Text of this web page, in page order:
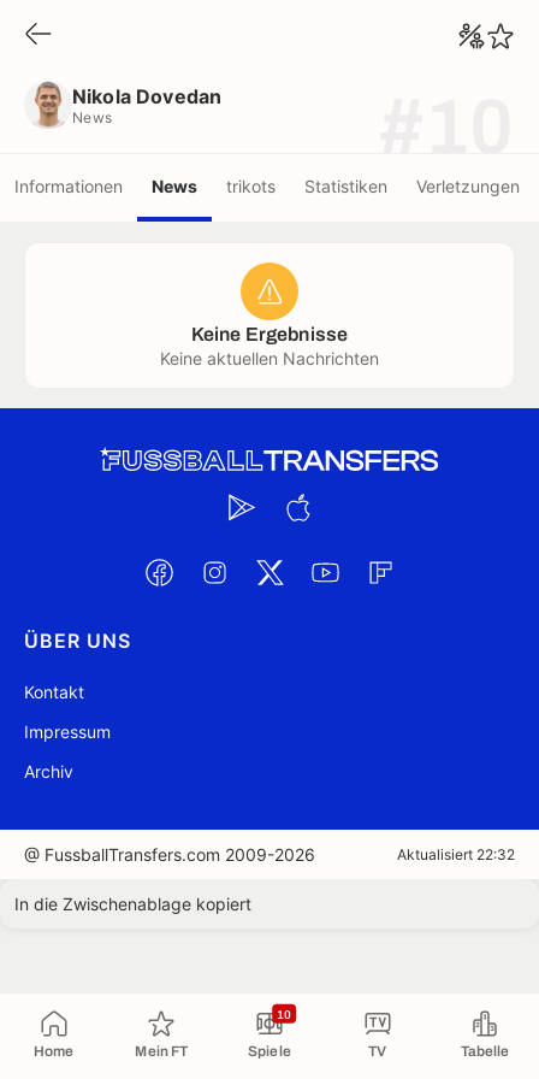
Home Mein FT Spiele
10
TV Tabelle
Nikola Dovedan
News
Informationen News trikots Statistiken Verletzungen
Keine Ergebnisse
Keine aktuellen Nachrichten
ÜBER UNS
Kontakt
Impressum
Archiv
@ FussballTransfers.com 2009-2026 Aktualisiert 22:32
In die Zwischenablage kopiert